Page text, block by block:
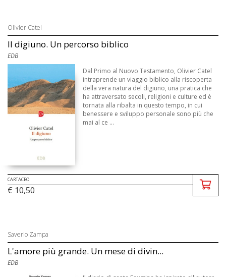
Olivier Catel
Il digiuno. Un percorso biblico
EDB
Dal Primo al Nuovo Testamento, Olivier Catel
intraprende un viaggio biblico alla riscoperta
della vera natura del digiuno, una pratica che
ha attraversato secoli, religioni e culture ed è
tornata alla ribalta in questo tempo, in cui
benessere e sviluppo personale sono più che
mai al ce ...
CARTACEO
€ 10,50
Saverio Zampa
L'amore più grande. Un mese di divin...
EDB